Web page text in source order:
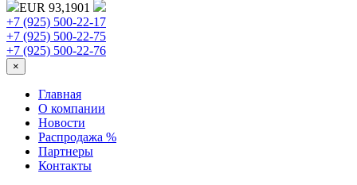
EUR 93,1901
+7 (925) 500-22-17
+7 (925) 500-22-75
+7 (925) 500-22-76
×
Главная
О компании
Новости
Распродажа %
Партнеры
Контакты